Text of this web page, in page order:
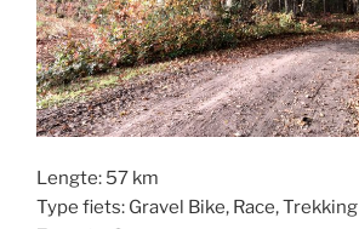
Lengte: 57 km
Type fiets: Gravel Bike, Race, Trekking